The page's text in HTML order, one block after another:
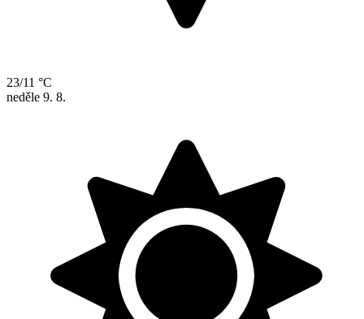
23/11 °C
neděle 9. 8.